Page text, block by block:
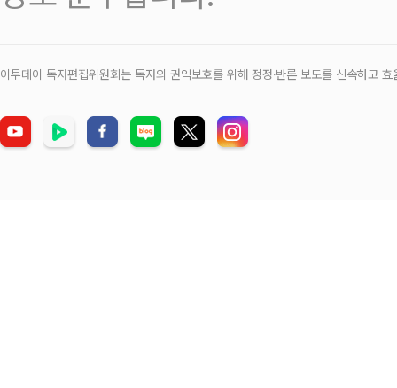
이투데이 독자편집위원회는 독자의 권익보호를 위해 정정‧반론 보도를 신속하고